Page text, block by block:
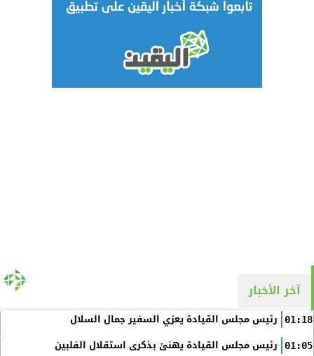
آخر الأخبار
01:18 رئيس مجلس القيادة يعزي السفير جمال السلال
01:05 رئيس مجلس القيادة يهنئ بذكرى استقلال الفلبين